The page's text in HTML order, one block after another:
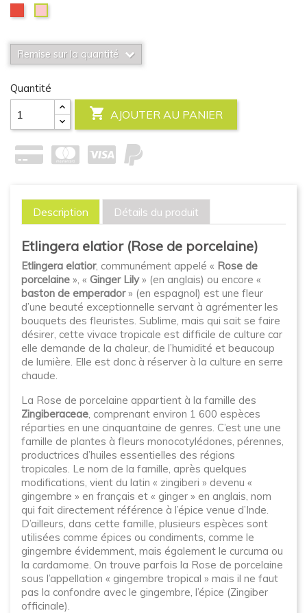
Remise sur la quantité
Quantité
 AJOUTER AU PANIER
Description Détails du produit
Etlingera elatior (Rose de porcelaine)
Etlingera elatior, communément appelé « Rose de
porcelaine », « Ginger Lily» (en anglais) ou encore «
baston de emperador» (en espagnol) est une fleur
d’une beauté exceptionnelle servant à agrémenter les
bouquets des fleuristes. Sublime, mais qui sait se faire
désirer, cette vivace tropicale est difficile de culture car
elle demande de la chaleur, de l’humidité et beaucoup
de lumière. Elle est donc à réserver à la culture en serre
chaude.
La Rose de porcelaine appartient à la famille des
Zingiberaceae, comprenant environ 1 600 espèces
réparties en une cinquantaine de genres. C’est une une
famille de plantes à fleurs monocotylédones, pérennes,
productrices d’huiles essentielles des régions
tropicales. Le nom de la famille, après quelques
modifications, vient du latin « zingiberi » devenu «
gingembre » en français et « ginger » en anglais, nom
qui fait directement référence à l’épice venue d’Inde.
D’ailleurs, dans cette famille, plusieurs espèces sont
utilisées comme épices ou condiments, comme le
gingembre évidemment, mais également le curcuma ou
la cardamome. On trouve parfois la Rose de porcelaine
sous l’appellation « gingembre tropical » mais il ne faut
pas la confondre avec le gingembre, l’épice (Zingiber
officinale).